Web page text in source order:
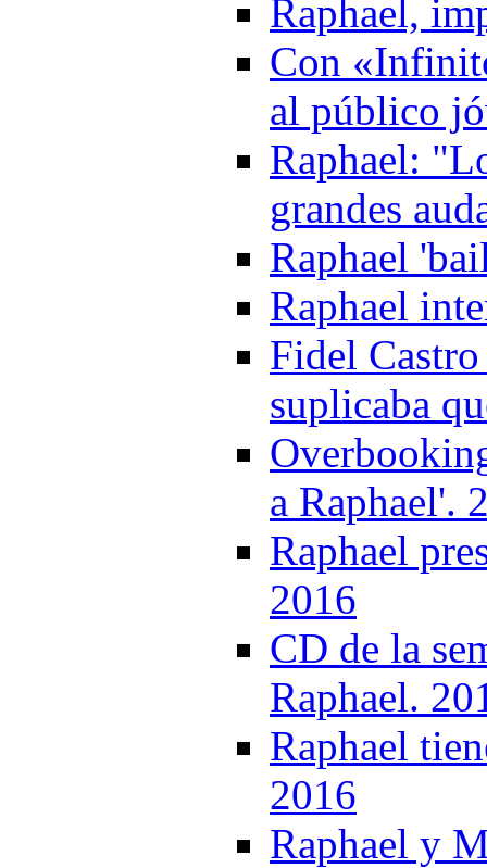
Raphael,
Con
al público
Raphael:
grandes
Raphael
Raphael
Fidel
suplicaba
a Raphael'.
Raphael
2016
CD de la
Raphael.
Raphael
2016
Raphael y